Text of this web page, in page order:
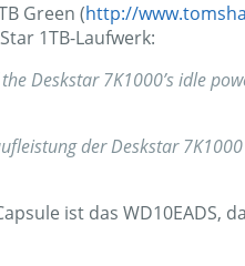
Green (http://
1TB-Laufwerk:
Deskstar 7K1000’s idle
der Deskstar
ist das WD10EADS,